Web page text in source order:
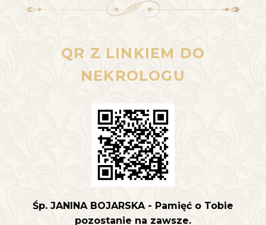
QR Z LINKIEM DO
NEKROLOGU
Śp. JANINA BOJARSKA - Pamięć o Tobie
pozostanie na zawsze.